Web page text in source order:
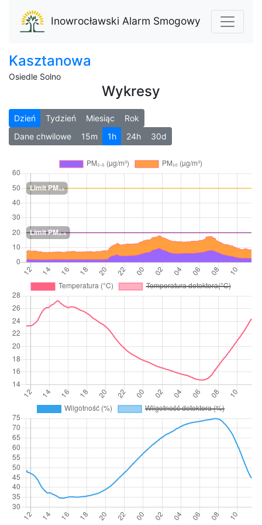
Inowrocławski Alarm Smogowy
Kasztanowa
Osiedle Solno
Wykresy
Dzień Tydzień Miesiąc
Rok
Dane chwilowe
15m 1h 24h 30d